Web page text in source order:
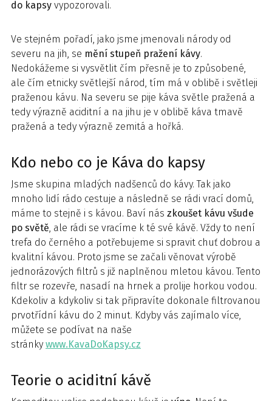
do kapsy vypozorovali.
Ve stejném pořadí, jako jsme jmenovali národy od
severu na jih, se mění stupeň pražení kávy.
Nedokážeme si vysvětlit čím přesně je to způsobené,
ale čím etnicky světlejší národ, tím má v oblibě i světleji
praženou kávu. Na severu se pije káva světle pražená a
tedy výrazně aciditní a na jihu je v oblibě káva tmavě
pražená a tedy výrazně zemitá a hořká.
Kdo nebo co je Káva do kapsy
Jsme skupina mladých nadšenců do kávy. Tak jako
mnoho lidí rádo cestuje a následně se rádi vrací domů,
máme to stejně i s kávou. Baví nás zkoušet kávu všude
po světě, ale rádi se vracíme k té své kávě. Vždy to není
trefa do černého a potřebujeme si spravit chuť dobrou a
kvalitní kávou. Proto jsme se začali věnovat výrobě
jednorázových filtrů s již naplněnou mletou kávou. Tento
filtr se rozevře, nasadí na hrnek a prolije horkou vodou.
Kdekoliv a kdykoliv si tak připravíte dokonale filtrovanou
prvotřídní kávu do 2 minut. Kdyby vás zajímalo více,
můžete se podívat na naše
stránky www.KavaDoKapsy.cz
Teorie o aciditní kávě